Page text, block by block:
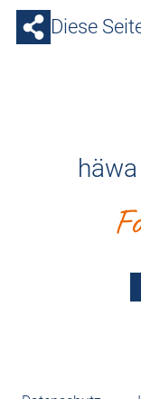
Diese